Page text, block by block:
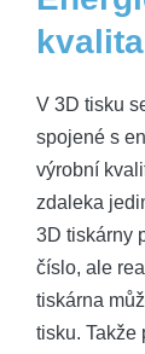
kvalita
V 3D tisku
spojené s⁣
výrobní
zdaleka
3D tiskárny⁣
číslo, ale
tiskárna⁣
tisku. Takže